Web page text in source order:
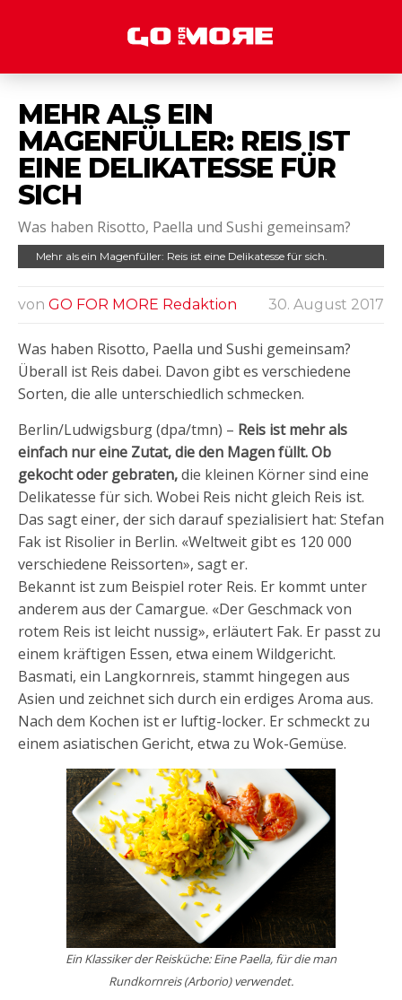
MEHR ALS EIN
MAGENFÜLLER: REIS IST
EINE DELIKATESSE FÜR
SICH
Was haben Risotto, Paella und Sushi gemeinsam?
Mehr als ein Magenfüller: Reis ist eine Delikatesse für sich.
von GO FOR MORE Redaktion 30. August 2017
Was haben Risotto, Paella und Sushi gemeinsam?
Überall ist Reis dabei. Davon gibt es verschiedene
Sorten, die alle unterschiedlich schmecken.
Berlin/Ludwigsburg (dpa/tmn) – Reis ist mehr als
einfach nur eine Zutat, die den Magen füllt. Ob
gekocht oder gebraten,die kleinen Körner sind eine
Delikatesse für sich. Wobei Reis nicht gleich Reis ist.
Das sagt einer, der sich darauf spezialisiert hat: Stefan
Fak ist Risolier in Berlin. «Weltweit gibt es 120 000
verschiedene Reissorten», sagt er.
Bekannt ist zum Beispiel roter Reis. Er kommt unter
anderem aus der Camargue. «Der Geschmack von
rotem Reis ist leicht nussig», erläutert Fak. Er passt zu
einem kräftigen Essen, etwa einem Wildgericht.
Basmati, ein Langkornreis, stammt hingegen aus
Asien und zeichnet sich durch ein erdiges Aroma aus.
Nach dem Kochen ist er luftig-locker. Er schmeckt zu
einem asiatischen Gericht, etwa zu Wok-Gemüse.
Ein Klassiker der Reisküche: Eine Paella, für die man
Rundkornreis (Arborio) verwendet.